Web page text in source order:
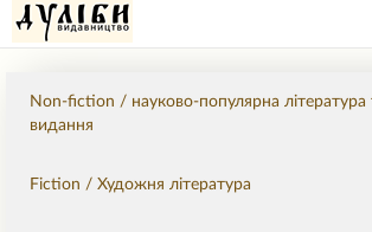
Non-fiction / науково-популярна література
видання
Fiction / Художня література